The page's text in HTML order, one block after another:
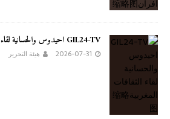
GIL24-TV احيدوس والحسانية لقاء الثقافات المغربية
2026-07-31 هيئة التحرير